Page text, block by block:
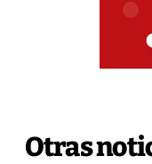
Otras